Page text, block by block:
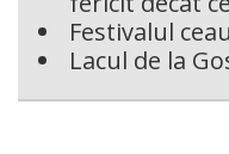
Festivalul
Lacul de la